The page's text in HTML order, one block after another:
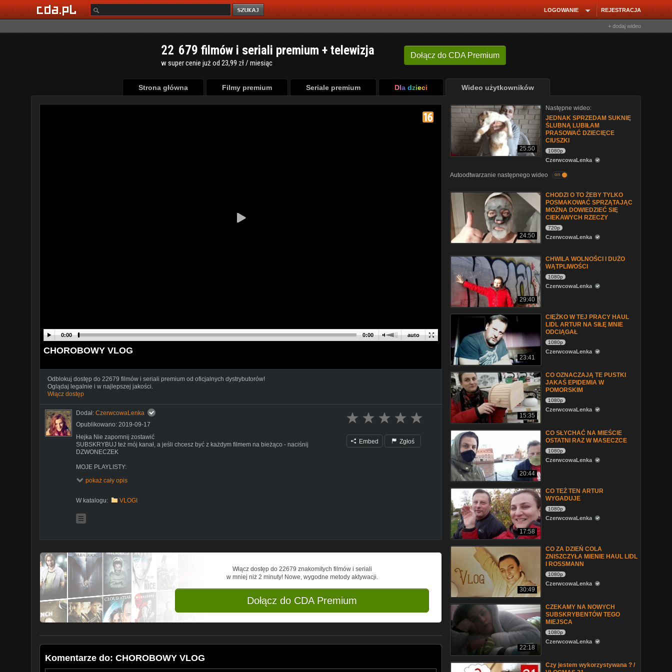
REJESTRACJA
LOGOWANIE
+ dodaj wideo
Dołącz do CDA Premium
22 679 filmów i seriali premium + telewizja
w super cenie już od 23,99 zł / miesiąc
Strona główna Filmy premium Seriale premium Dla dzieci Wideo użytkowników
auto
0:00 0:00
CHOROBOWY VLOG
Odblokuj dostęp do 22679 filmów i seriali premium od oficjalnych dystrybutorów!
Oglądaj legalnie i w najlepszej jakości.
Włącz dostęp
Dodał: CzerwcowaLenka
Opublikowano: 2019-09-17
Hejka Nie zapomnij zostawić
SUBSKRYBUJ też mój kanał, a jeśli chcesz być z każdym filmem na bieżąco - naciśnij
DZWONECZEK
MOJE PLAYLISTY:
FOODBOOK:https://www.youtube.com/playlist?listPL-74_wsF1Z2yZztWPoZTkS1whkZIQNqoi
Q&A: https://www.youtube.com/playlist?listPL-74_wsF1Z2zrisJe9HQm2CCgSec3ddxK
RÓŻNE:https://www.youtube.com/playlist?listPL-74_wsF1Z2yjBBiU8jm8tFrtJCLH0lhd
RECENZJE I OPINIE:
74_wsF1Z2xkE0vClIE6WLD1psBewNoj
INSTAGRAM: https://www.instagram.com/czerwcowalenka/
TWITTER:
https://twitter.com/czerwcowalenka
FACEBOOK:https://pl-pl.facebook.com/people/Czerwcowa-Lenka/100017324628323
KONTAKT email : czerwcowalenka@wp.pl
Moja skrytka pocztowa:
Czerwcowa Lenka
SKRYTKA POCZTOWA NR 42
Proszę poinformuj mnie o wysłanej przesyłce, abym mogła ją śledzić
Niniejszy film stanowi utwór, który podlega ochronie na podstawie ustawy o prawie autorskim i
prawach pokrewnych. Nieuprawnione lub niezgodne z powyższymi zasadami wykorzystanie
pokaż cały opis
W katalogu: VLOGI
Embed Zgłoś
Włącz dostęp do 22679 znakomitych filmów i seriali
w mniej niż 2 minuty! Nowe, wygodne metody aktywacji.
Dołącz do CDA Premium
Komentarze do: CHOROBOWY VLOG
25:50
Następne wideo:
JEDNAK SPRZEDAM SUKNIĘ
ŚLUBNĄ LUBIŁAM
PRASOWAĆ DZIECIĘCE
CIUSZKI
1080p
CzerwcowaLenka
Autoodtwarzanie następnego wideo on
24:50
CHODZI O TO ŻEBY TYLKO
POSMAKOWAĆ SPRZĄTAJĄC
MOŻNA DOWIEDZIEĆ SIĘ
CIEKAWYCH RZECZY
720p
CzerwcowaLenka
29:40
CHWILA WOLNOŚCI I DUŻO
WĄTPLIWOŚCI
1080p
CzerwcowaLenka
23:41
CIĘŻKO W TEJ PRACY HAUL
LIDL ARTUR NA SIŁĘ MNIE
ODCIĄGAŁ
1080p
CzerwcowaLenka
15:35
CO OZNACZAJĄ TE PUSTKI
JAKAŚ EPIDEMIA W
POMORSKIM
1080p
CzerwcowaLenka
20:44
CO SŁYCHAĆ NA MIEŚCIE
OSTATNI RAZ W MASECZCE
1080p
CzerwcowaLenka
17:58
CO TEŻ TEN ARTUR
WYGADUJE
1080p
CzerwcowaLenka
30:49
CO ZA DZIEŃ COLA
ZNISZCZYŁA MIENIE HAUL LIDL
I ROSSMANN
1080p
CzerwcowaLenka
22:18
CZEKAMY NA NOWYCH
SUBSKRYBENTÓW TEGO
MIEJSCA
1080p
CzerwcowaLenka
Czy jestem wykorzystywana ? /